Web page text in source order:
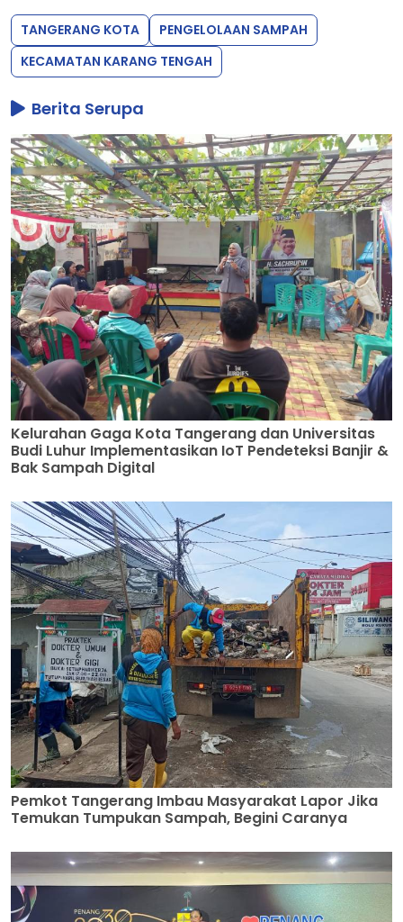
TANGERANG KOTA
PENGELOLAAN SAMPAH
KECAMATAN KARANG TENGAH
Berita Serupa
Kelurahan Gaga Kota Tangerang dan Universitas
Budi Luhur Implementasikan IoT Pendeteksi Banjir &
Bak Sampah Digital
Pemkot Tangerang Imbau Masyarakat Lapor Jika
Temukan Tumpukan Sampah, Begini Caranya